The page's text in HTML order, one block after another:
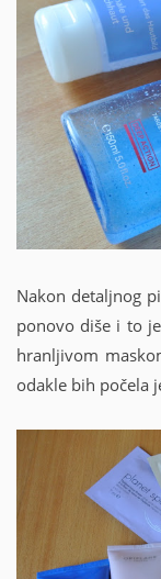
Nakon detaljnog
ponovo diše i to
hranljivom
odakle bih počela